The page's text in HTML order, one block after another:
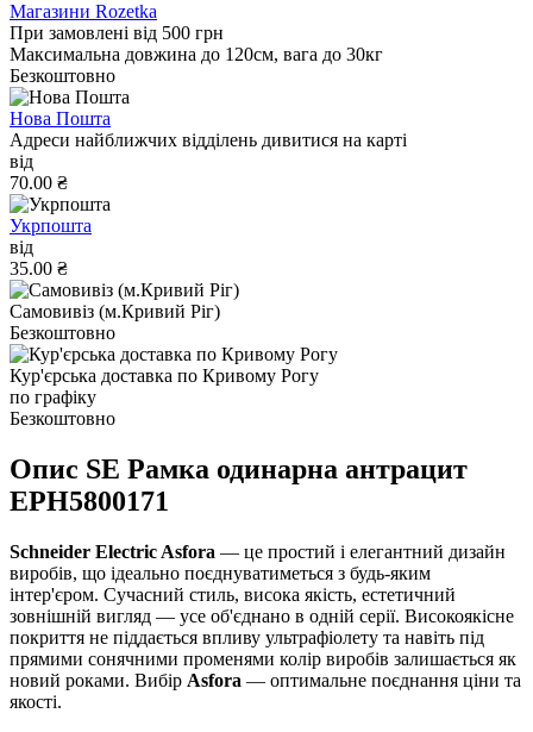
Магазини Rozetka
При замовлені від 500 грн
Максимальна довжина до 120см, вага до 30кг
Безкоштовно
Нова Пошта
Адреси найближчих відділень дивитися на карті
від
70.00 ₴
Укрпошта
від
35.00 ₴
Самовивіз (м.Кривий Ріг)
Безкоштовно
Кур'єрська доставка по Кривому Рогу
по графіку
Безкоштовно
Опис SE Рамка одинарна антрацит
EPH5800171
Schneider Electric Asfora — це простий і елегантний дизайн
виробів, що ідеально поєднуватиметься з будь-яким
інтер'єром. Сучасний стиль, висока якість, естетичний
зовнішній вигляд — усе об'єднано в одній серії. Високоякісне
покриття не піддається впливу ультрафіолету та навіть під
прямими сонячними променями колір виробів залишається як
новий роками. Вибір Asfora — оптимальне поєднання ціни та
якості.